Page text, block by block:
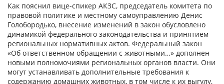
Как пояснил вице-спикер АКЗС, председатель комитета по
правовой политике и местному самоуправлению Денис
Голобородько, внесение изменений в закон обусловлено
динамикой федерального законодательства и принятием
региональных нормативных актов. Федеральный закон
«Об ответственном обращении с животными…» дополнен
новыми полномочиями региональных органов власти. Они
могут устанавливать дополнительные требования к
содержанию домашних животных, в том числе к их выгулу,